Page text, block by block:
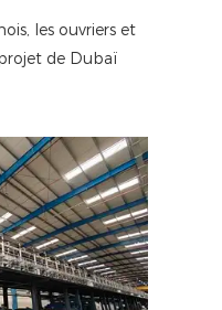
les ouvriers et
de Dubaï